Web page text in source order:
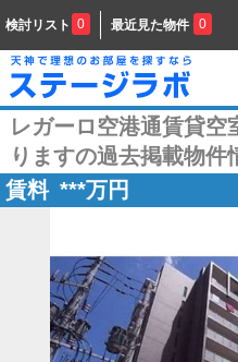
検討リスト 0 最近見た物件 0
レガーロ空港通賃貸空
りますの過去掲載物件
賃料 ***万円